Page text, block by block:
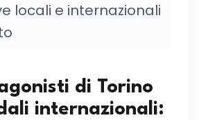
locali e internazionali
di Torino
internazionali: